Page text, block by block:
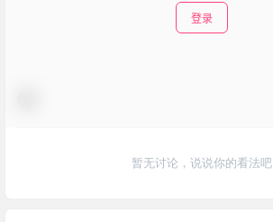
登录
暂无讨论，说说你的看法吧